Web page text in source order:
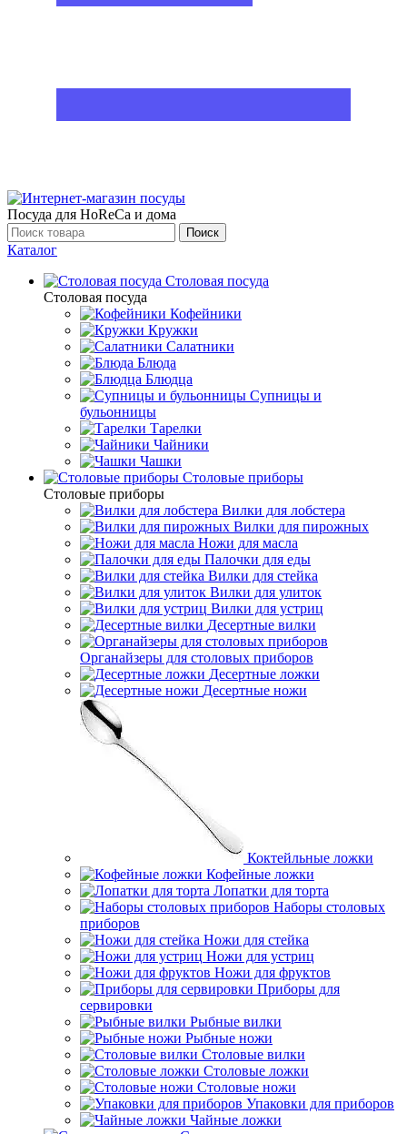
Посуда для HoReCa и дома
Поиск
Каталог
Столовая посуда
Столовая посуда
Кофейники
Кружки
Салатники
Блюда
Блюдца
Супницы и
бульонницы
Тарелки
Чайники
Чашки
Cтоловые приборы
Cтоловые приборы
Вилки для лобстера
Вилки для пирожных
Ножи для масла
Палочки для еды
Вилки для стейка
Вилки для улиток
Вилки для устриц
Десертные вилки
Органайзеры для столовых приборов
Десертные ложки
Десертные ножи
Коктейльные ложки
Кофейные ложки
Лопатки для торта
Наборы столовых
приборов
Ножи для стейка
Ножи для устриц
Ножи для фруктов
Приборы для
сервировки
Рыбные вилки
Рыбные ножи
Столовые вилки
Столовые ложки
Столовые ножи
Упаковки для приборов
Чайные ложки